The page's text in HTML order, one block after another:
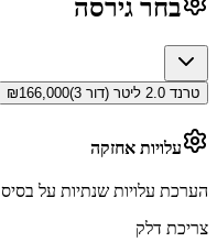
בחר גירסה
טרנד 2.0 ליטר (דור 3) ₪166,000
עלויות אחזקה
הערכת עלויות שנתיות על בסיס 15,000 ק״מ בשנה
צריכת דלק